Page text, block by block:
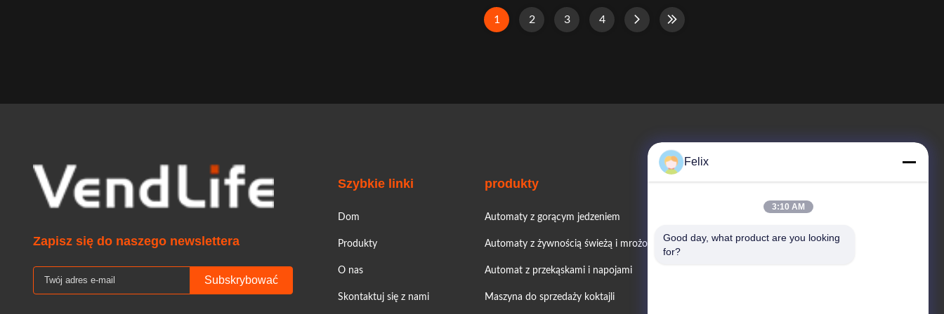
Manufacturer -Sindron, has more than 10
years experience in vending machine
1 2 3 4
Zapisz się do naszego newslettera
Subskrybować
Szybkie linki
Dom
Produkty
O nas
Skontaktuj się z nami
produkty
Automaty z gorącym jedzeniem
Automaty z żywnością świeżą i mrożoną
Automat z przekąskami i napojami
Maszyna do sprzedaży koktajli
Skontaktuj Się Z Nami
Felix
3:10 AM
Good day, what product are you looking
for?